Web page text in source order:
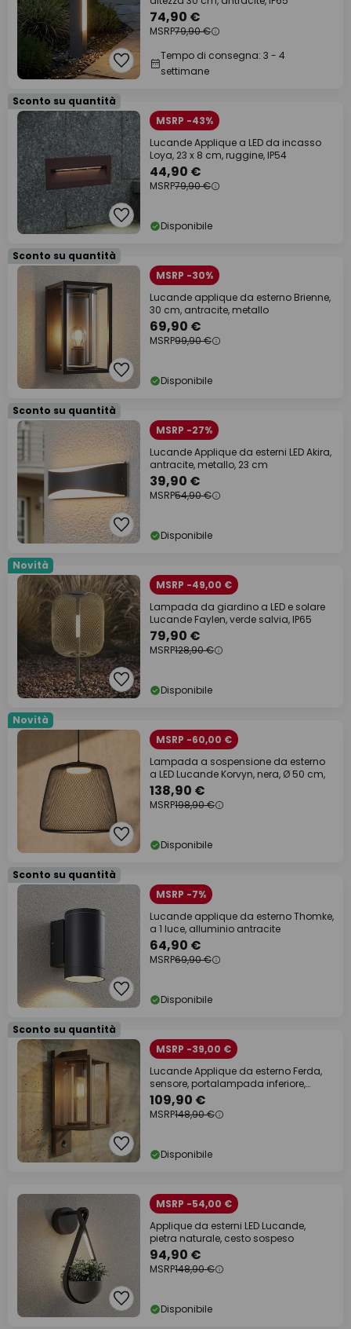
74,90 €
MSRP79,90 €
Tempo di consegna: 3 - 4
settimane
Sconto su quantità
MSRP -43%
Lucande Applique a LED da incasso
Loya, 23 x 8 cm, ruggine, IP54
44,90 €
MSRP79,90 €
Disponibile
Sconto su quantità
MSRP -30%
Lucande applique da esterno Brienne,
30 cm, antracite, metallo
69,90 €
MSRP99,90 €
Disponibile
Sconto su quantità
MSRP -27%
Lucande Applique da esterni LED Akira,
antracite, metallo, 23 cm
39,90 €
MSRP54,90 €
Disponibile
Novità
MSRP -49,00 €
Lampada da giardino a LED e solare
Lucande Faylen, verde salvia, IP65
79,90 €
MSRP128,90 €
Disponibile
Novità
MSRP -60,00 €
Lampada a sospensione da esterno
a LED Lucande Korvyn, nera, Ø 50 cm,
138,90 €
MSRP198,90 €
Disponibile
Sconto su quantità
MSRP -7%
Lucande applique da esterno Thomke,
a 1 luce, alluminio antracite
64,90 €
MSRP69,90 €
Disponibile
Sconto su quantità
MSRP -39,00 €
Lucande Applique da esterno Ferda,
sensore, portalampada inferiore,
marrone
109,90 €
MSRP148,90 €
Disponibile
MSRP -54,00 €
Applique da esterni LED Lucande,
pietra naturale, cesto sospeso
94,90 €
MSRP148,90 €
Disponibile